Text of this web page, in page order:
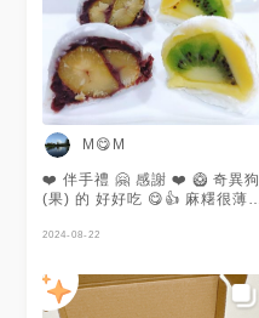
M😋M
❤️ 伴手禮 🤗 感謝 ❤️ 🥝 奇異狗
(果) 的 好好吃 😋👍 麻糬很薄很
子 🌰 😋 🥝 綠豆奇異狗 🥝 😋👍
下午茶
2024-08-22